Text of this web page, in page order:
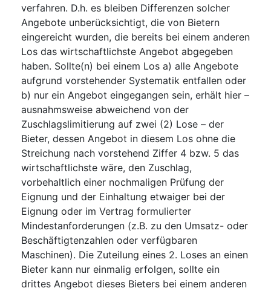
verfahren. D.h. es bleiben Differenzen solcher
Angebote unberücksichtigt, die von Bietern
eingereicht wurden, die bereits bei einem anderen
Los das wirtschaftlichste Angebot abgegeben
haben. Sollte(n) bei einem Los a) alle Angebote
aufgrund vorstehender Systematik entfallen oder
b) nur ein Angebot eingegangen sein, erhält hier –
ausnahmsweise abweichend von der
Zuschlagslimitierung auf zwei (2) Lose – der
Bieter, dessen Angebot in diesem Los ohne die
Streichung nach vorstehend Ziffer 4 bzw. 5 das
wirtschaftlichste wäre, den Zuschlag,
vorbehaltlich einer nochmaligen Prüfung der
Eignung und der Einhaltung etwaiger bei der
Eignung oder im Vertrag formulierter
Mindestanforderungen (z.B. zu den Umsatz- oder
Beschäftigtenzahlen oder verfügbaren
Maschinen). Die Zuteilung eines 2. Loses an einen
Bieter kann nur einmalig erfolgen, sollte ein
drittes Angebot dieses Bieters bei einem anderen